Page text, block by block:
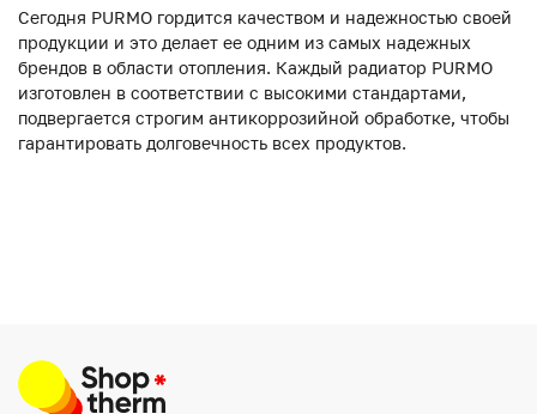
Сегодня PURMO гордится качеством и надежностью своей
продукции и это делает ее одним из самых надежных
брендов в области отопления. Каждый радиатор PURMO
изготовлен в соответствии с высокими стандартами,
подвергается строгим антикоррозийной обработке, чтобы
гарантировать долговечность всех продуктов.